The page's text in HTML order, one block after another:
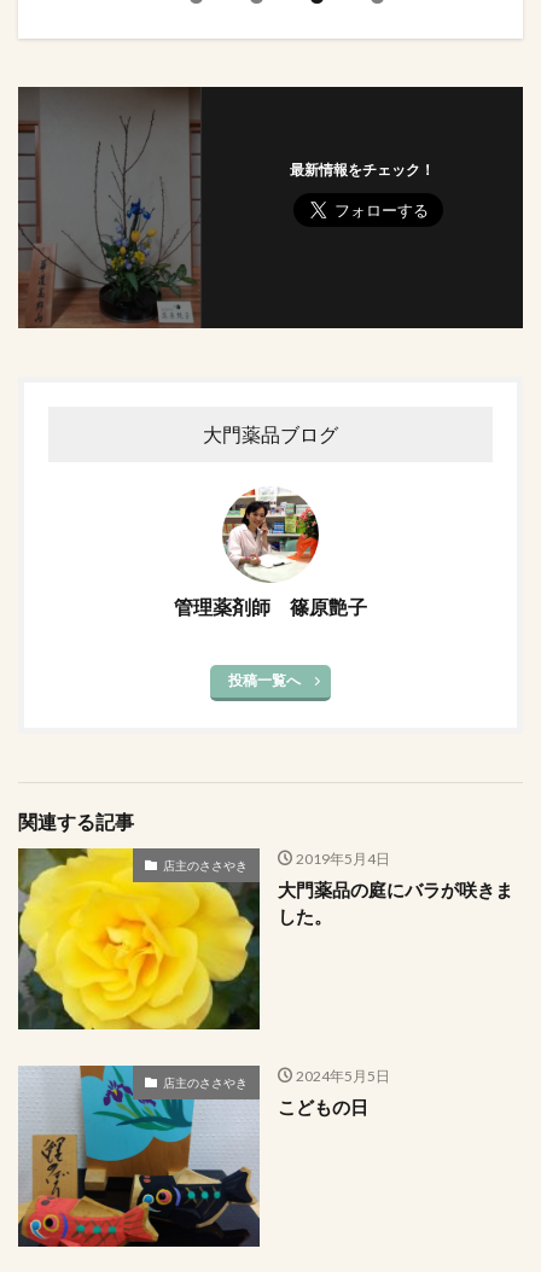
最新情報をチェック！
大門薬品ブログ
管理薬剤師 篠原艶子
投稿一覧へ
関連する記事
店主のささやき 2019年5月4日
大門薬品の庭にバラが咲きま
した。
店主のささやき 2024年5月5日
こどもの日